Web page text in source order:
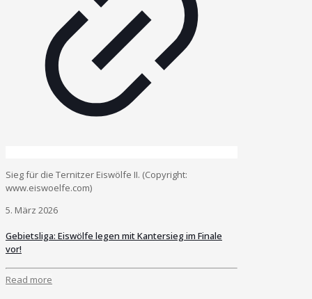
Sieg für die Ternitzer Eiswölfe II. (Copyright:
www.eiswoelfe.com)
5. März 2026
Gebietsliga: Eiswölfe legen mit Kantersieg im Finale
vor!
Read more